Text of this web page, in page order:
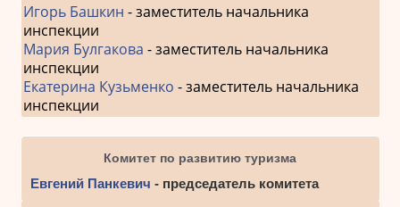
Игорь Башкин - заместитель начальника
инспекции
Мария Булгакова - заместитель начальника
инспекции
Екатерина Кузьменко - заместитель начальника
инспекции
Комитет по развитию туризма
Евгений Панкевич - председатель комитета